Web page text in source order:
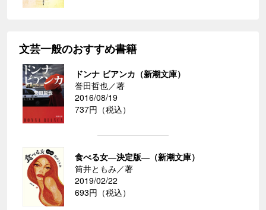
文芸一般のおすすめ書籍
ドンナ ビアンカ（新潮文庫）
誉田哲也／著
2016/08/19
737円（税込）
食べる女―決定版―（新潮文庫）
筒井ともみ／著
2019/02/22
693円（税込）